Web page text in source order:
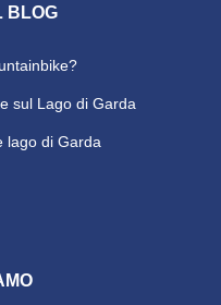
BLOG
sul Lago di Garda
lago di Garda